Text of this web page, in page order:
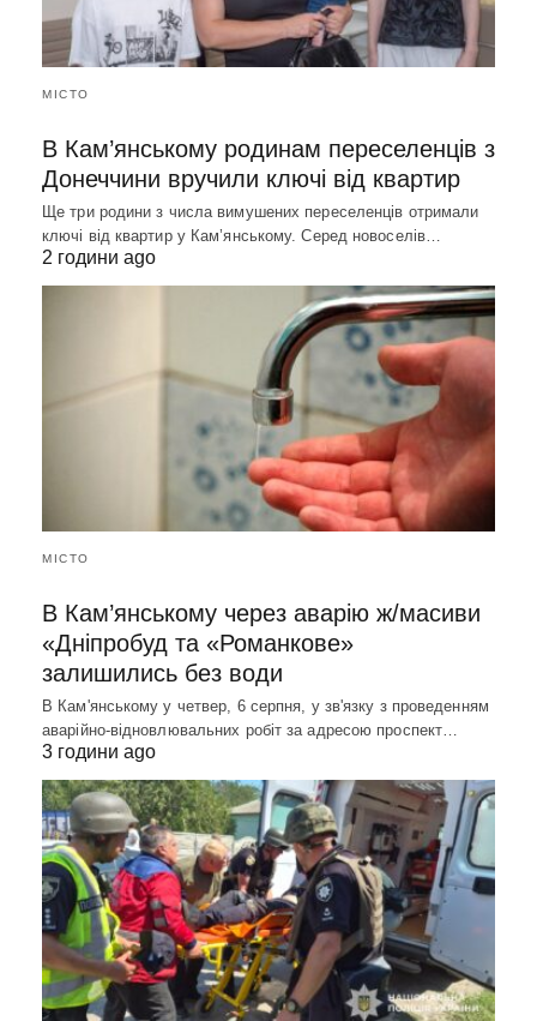
МІСТО
В Кам’янському родинам переселенців з
Донеччини вручили ключі від квартир
Ще три родини з числа вимушених переселенців отримали
ключі від квартир у Кам’янському. Серед новоселів…
2 години ago
МІСТО
В Кам’янському через аварію ж/масиви
«Дніпробуд та «Романкове»
залишились без води
В Кам'янському у четвер, 6 серпня, у зв'язку з проведенням
аварійно-відновлювальних робіт за адресою проспект…
3 години ago